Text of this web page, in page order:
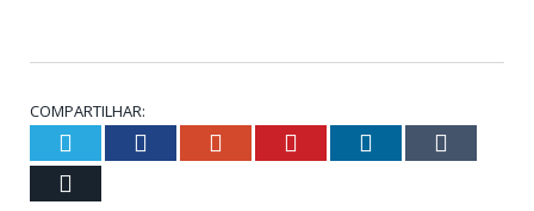
COMPARTILHAR:
Twitter Facebook Google+ Pinterest LinkedIn